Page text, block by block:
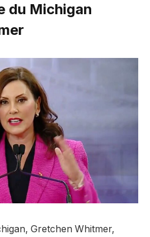
du Michigan
Gretchen Whitmer,